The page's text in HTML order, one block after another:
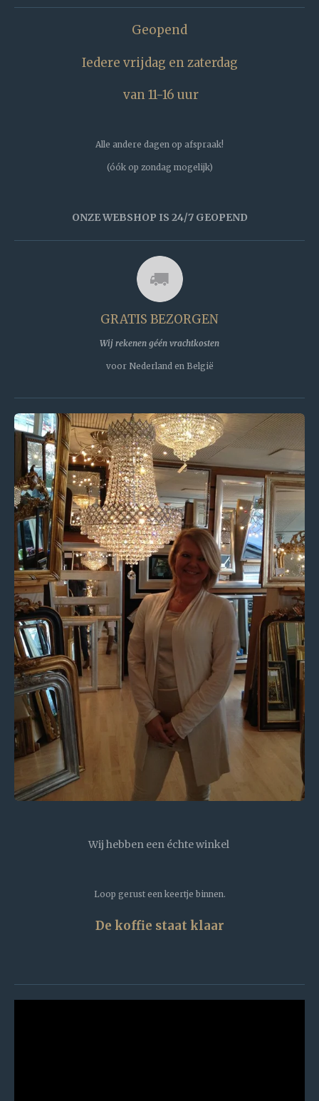
c
Geopend
Iedere vrijdag en zaterdag
van 11-16 uur
Alle andere dagen op afspraak!
(óók op zondag mogelijk)
ONZE WEBSHOP IS 24/7 GEOPEND
GRATIS BEZORGEN
Wij rekenen géén vrachtkosten
voor Nederland en België
Wij hebben een échte winkel
Loop gerust een keertje binnen.
De koffie staat klaar